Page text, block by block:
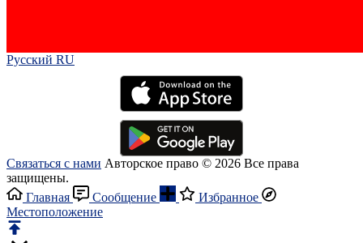
Русский RU‎
Связаться с нами Авторское право © 2026 Все права
защищены.
Главная
Сообщение
Избранное
Местоположение